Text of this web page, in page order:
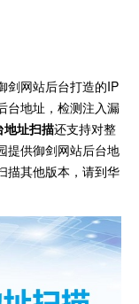
剑网站后台打造的IP
台地址，检测注入漏
地址扫描还支持对整
提供御剑网站后台地
描其他版本，请到华